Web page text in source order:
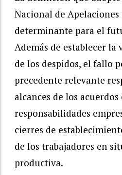
Nacional de Apelaciones
determinante para el
Además de establecer
de los despidos, el fallo
precedente relevante
alcances de los
responsabilidades
cierres de
de los trabajadores en
productiva.